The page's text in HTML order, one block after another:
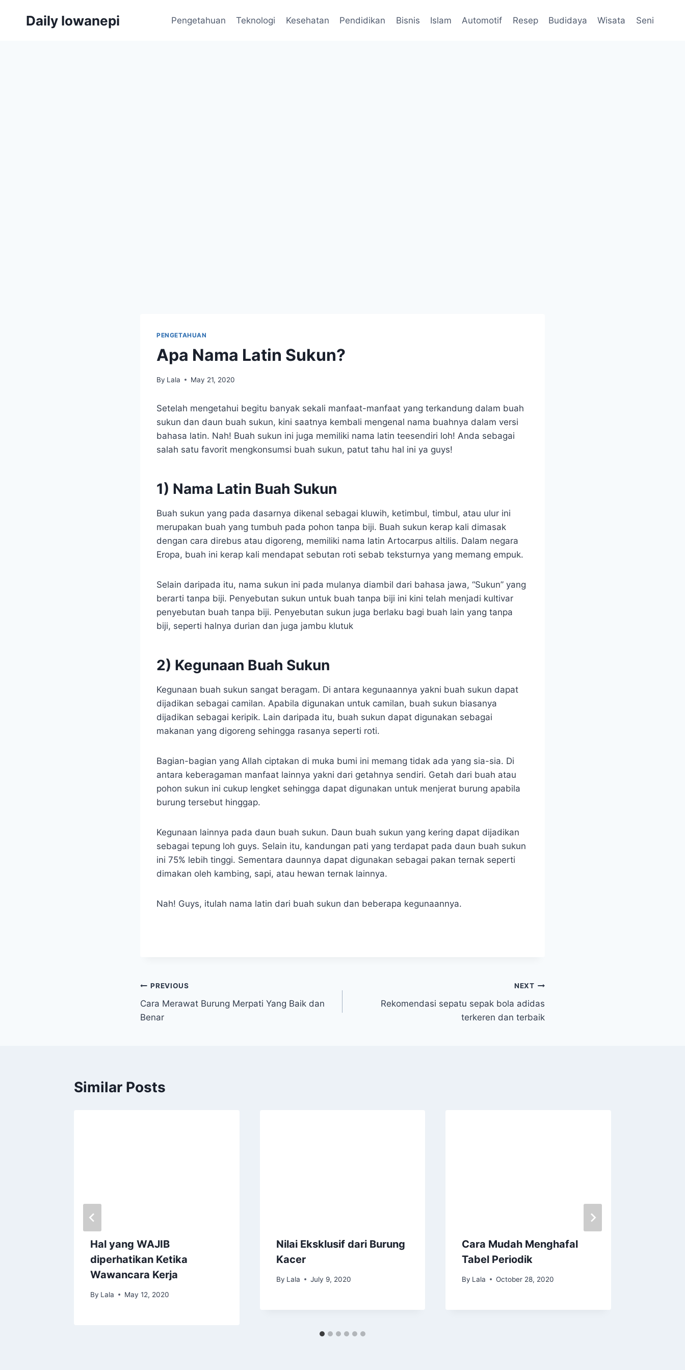
Daily Iowanepi Pengetahuan Teknologi Kesehatan Pendidikan Bisnis Islam Automotif Resep Budidaya Wisata Seni
PENGETAHUAN
Apa Nama Latin Sukun?
By Lala May 21, 2020
Setelah mengetahui begitu banyak sekali manfaat-manfaat yang terkandung dalam buah
sukun dan daun buah sukun, kini saatnya kembali mengenal nama buahnya dalam versi
bahasa latin. Nah! Buah sukun ini juga memiliki nama latin teesendiri loh! Anda sebagai
salah satu favorit mengkonsumsi buah sukun, patut tahu hal ini ya guys!
1) Nama Latin Buah Sukun
Buah sukun yang pada dasarnya dikenal sebagai kluwih, ketimbul, timbul, atau ulur ini
merupakan buah yang tumbuh pada pohon tanpa biji. Buah sukun kerap kali dimasak
dengan cara direbus atau digoreng, memiliki nama latin Artocarpus altilis. Dalam negara
Eropa, buah ini kerap kali mendapat sebutan roti sebab teksturnya yang memang empuk.
Selain daripada itu, nama sukun ini pada mulanya diambil dari bahasa jawa, “Sukun” yang
berarti tanpa biji. Penyebutan sukun untuk buah tanpa biji ini kini telah menjadi kultivar
penyebutan buah tanpa biji. Penyebutan sukun juga berlaku bagi buah lain yang tanpa
biji, seperti halnya durian dan juga jambu klutuk
2) Kegunaan Buah Sukun
Kegunaan buah sukun sangat beragam. Di antara kegunaannya yakni buah sukun dapat
dijadikan sebagai camilan. Apabila digunakan untuk camilan, buah sukun biasanya
dijadikan sebagai keripik. Lain daripada itu, buah sukun dapat digunakan sebagai
makanan yang digoreng sehingga rasanya seperti roti.
Bagian-bagian yang Allah ciptakan di muka bumi ini memang tidak ada yang sia-sia. Di
antara keberagaman manfaat lainnya yakni dari getahnya sendiri. Getah dari buah atau
pohon sukun ini cukup lengket sehingga dapat digunakan untuk menjerat burung apabila
burung tersebut hinggap.
Kegunaan lainnya pada daun buah sukun. Daun buah sukun yang kering dapat dijadikan
sebagai tepung loh guys. Selain itu, kandungan pati yang terdapat pada daun buah sukun
ini 75% lebih tinggi. Sementara daunnya dapat digunakan sebagai pakan ternak seperti
dimakan oleh kambing, sapi, atau hewan ternak lainnya.
Nah! Guys, itulah nama latin dari buah sukun dan beberapa kegunaannya.
Post
navigation
PREVIOUS
Cara Merawat Burung Merpati Yang Baik dan
Benar
NEXT
Rekomendasi sepatu sepak bola adidas
terkeren dan terbaik
Similar Posts
Hal yang WAJIB
diperhatikan Ketika
Wawancara Kerja
By Lala May 12, 2020
Nilai Eksklusif dari Burung
Kacer
By Lala July 9, 2020
Cara Mudah Menghafal
Tabel Periodik
By Lala October 28, 2020